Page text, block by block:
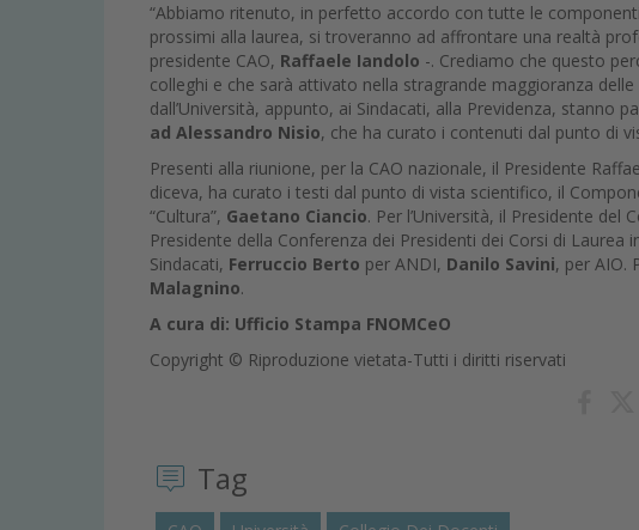
“Abbiamo ritenuto, in perfetto accordo con tutte le
prossimi alla laurea, si troveranno ad affrontare una realtà
presidente CAO, Raffaele Iandolo -. Crediamo che questo
colleghi e che sarà attivato nella stragrande maggioranza
dall’Università, appunto, ai Sindacati, alla Previdenza, stanno
ad Alessandro Nisio, che ha curato i contenuti dal punto di
Presenti alla riunione, per la CAO nazionale, il Presidente
diceva, ha curato i testi dal punto di vista scientifico, il
“Cultura”, Gaetano Ciancio. Per l’Università, il Presidente del
Presidente della Conferenza dei Presidenti dei Corsi di
Sindacati, Ferruccio Berto per ANDI, Danilo Savini, per AIO.
Malagnino.
A cura di: Ufficio Stampa FNOMCeO
Copyright © Riproduzione vietata-Tutti i diritti riservati
Tag